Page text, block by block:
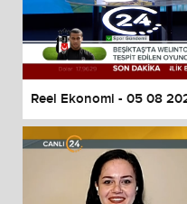
Reel Ekonomi - 05 08